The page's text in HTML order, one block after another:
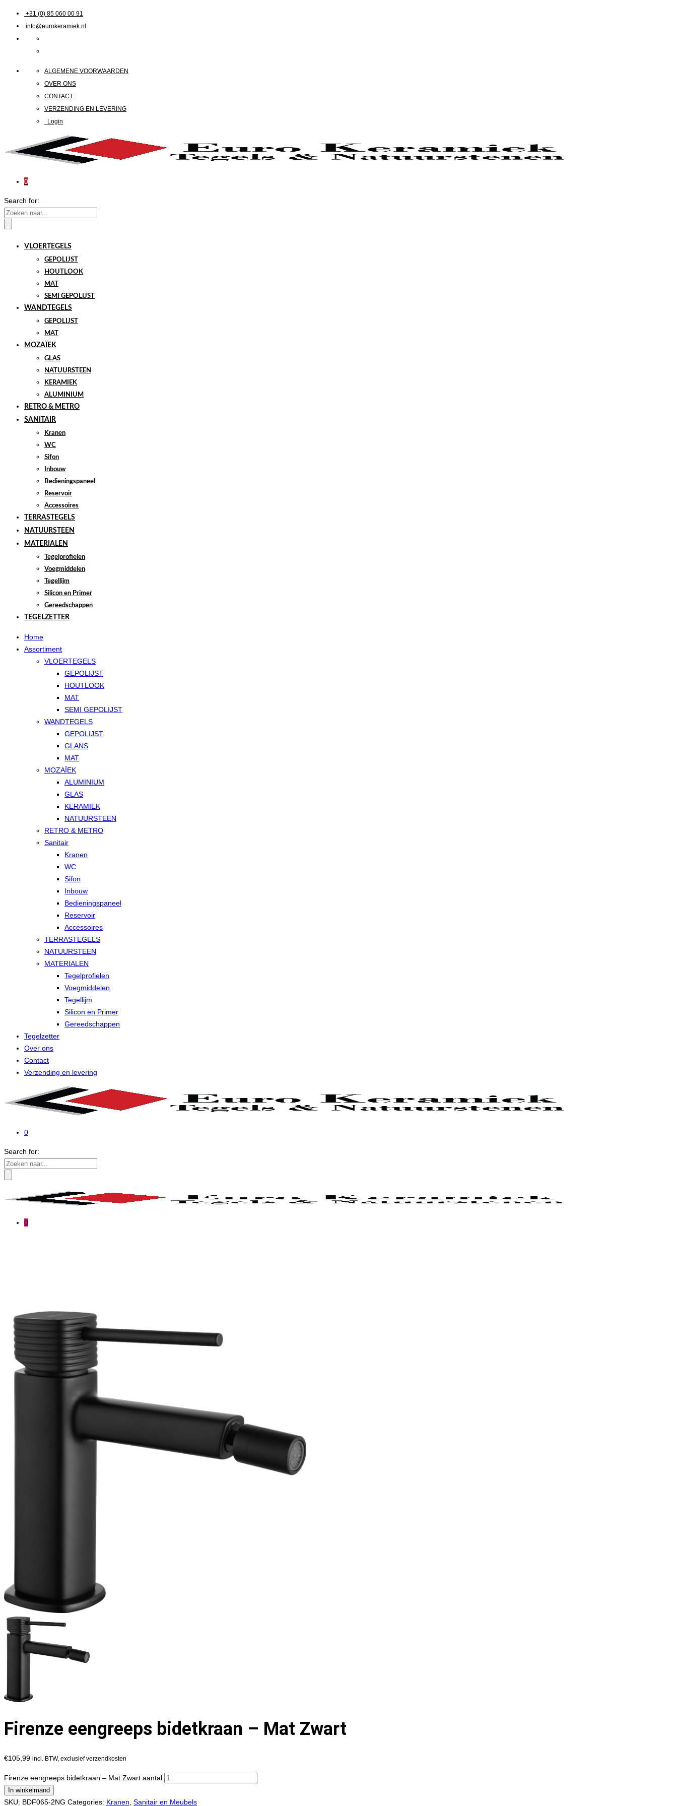
+31 (0) 85 060 00 91
info@eurokeramiek.nl
ALGEMENE VOORWAARDEN
OVER ONS
CONTACT
VERZENDING EN LEVERING
Login
0
Search for:
VLOERTEGELS
GEPOLIJST
HOUTLOOK
MAT
SEMI GEPOLIJST
WANDTEGELS
GEPOLIJST
MAT
MOZAÏEK
GLAS
NATUURSTEEN
KERAMIEK
ALUMINIUM
RETRO & METRO
SANITAIR
Kranen
WC
Sifon
Inbouw
Bedieningspaneel
Reservoir
Accessoires
TERRASTEGELS
NATUURSTEEN
MATERIALEN
Tegelprofielen
Voegmiddelen
Tegellijm
Silicon en Primer
Gereedschappen
TEGELZETTER
Home
Assortiment
VLOERTEGELS
GEPOLIJST
HOUTLOOK
MAT
SEMI GEPOLIJST
WANDTEGELS
GEPOLIJST
GLANS
MAT
MOZAÏEK
ALUMINIUM
GLAS
KERAMIEK
NATUURSTEEN
RETRO & METRO
Sanitair
Kranen
WC
Sifon
Inbouw
Bedieningspaneel
Reservoir
Accessoires
TERRASTEGELS
NATUURSTEEN
MATERIALEN
Tegelprofielen
Voegmiddelen
Tegellijm
Silicon en Primer
Gereedschappen
Tegelzetter
Over ons
Contact
Verzending en levering
0
Search for:
0
Firenze eengreeps bidetkraan – Mat Zwart
€105,99 incl. BTW, exclusief verzendkosten
Firenze eengreeps bidetkraan – Mat Zwart aantal
In winkelmand
SKU: BDF065-2NG Categories: Kranen, Sanitair en Meubels